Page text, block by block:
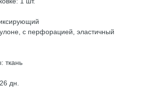
с перфорацией, эластичный
ткань
дн.